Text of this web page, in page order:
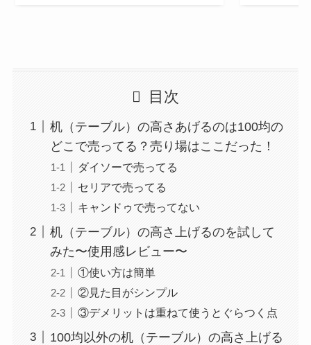
目次
机（テーブル）の高さあげるのは100均の
どこで売ってる？売り場はここだった！
ダイソーで売ってる
セリアで売ってる
キャンドゥで売ってない
机（テーブル）の高さ上げるのを試して
みた〜使用感レビュー〜
①使い方は簡単
②見た目がシンプル
③デメリットは重ねて使うとぐらつく点
100均以外の机（テーブル）の高さ上げる